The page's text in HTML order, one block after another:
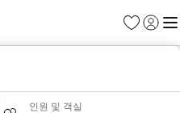
즐겨찾기
로그인
메
인원 및 객실